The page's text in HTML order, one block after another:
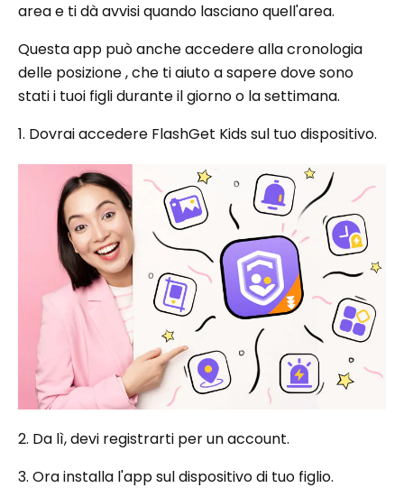
area e ti dà avvisi quando lasciano quell'area.
Questa app può anche accedere alla cronologia
delle posizione , che ti aiuto a sapere dove sono
stati i tuoi figli durante il giorno o la settimana.
1. Dovrai accedere FlashGet Kids sul tuo dispositivo.
2. Da lì, devi registrarti per un account.
3. Ora installa l'app sul dispositivo di tuo figlio.